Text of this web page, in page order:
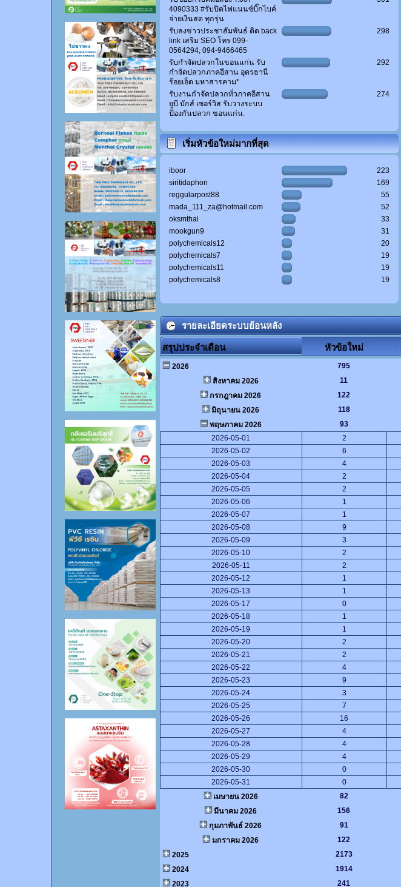
4090333 #รับปิดไฟแนนซ์บิ๊กไบค์
จ่ายเงินสด ทุกรุ่น
รับลงข่าวประชาสัมพันธ์ ติด back
link เสริม SEO โทร 099-
0564294, 094-9466465
298
รับกำจัดปลวกในขอนแก่น รับ
กำจัดปลวกภาคอีสาน อุดรธานี
ร้อยเอ็ด มหาสารคาม*
292
รับงานกำจัดปลวกทั่วภาคอีสาน
ยูบี บักส์ เซอร์วิส รับวางระบบ
ป้องกันปลวก ขอนแก่น.
274
เริ่มหัวข้อใหม่มากที่สุด
iboor
223
siritidaphon
169
reggularpost88
55
mada_111_za@hotmail.com
52
oksmthai
33
mookgun9
31
polychemicals12
20
polychemicals7
19
polychemicals11
19
polychemicals8
19
รายละเอียดระบบย้อนหลัง
สรุปประจำเดือน หัวข้อใหม่
2026 795
สิงหาคม 2026
11
กรกฎาคม 2026
122
มิถุนายน 2026
118
พฤษภาคม 2026
93
2026-05-01
2
2026-05-02
6
2026-05-03
4
2026-05-04
2
2026-05-05
2
2026-05-06
1
2026-05-07
1
2026-05-08
9
2026-05-09
3
2026-05-10
2
2026-05-11
2
2026-05-12
1
2026-05-13
1
2026-05-17
0
2026-05-18
1
2026-05-19
1
2026-05-20
2
2026-05-21
2
2026-05-22
4
2026-05-23
9
2026-05-24
3
2026-05-25
7
2026-05-26
16
2026-05-27
4
2026-05-28
4
2026-05-29
4
2026-05-30
0
2026-05-31
0
เมษายน 2026
82
มีนาคม 2026
156
กุมภาพันธ์ 2026
91
มกราคม 2026
122
2025
2173
2024
1914
2023
241